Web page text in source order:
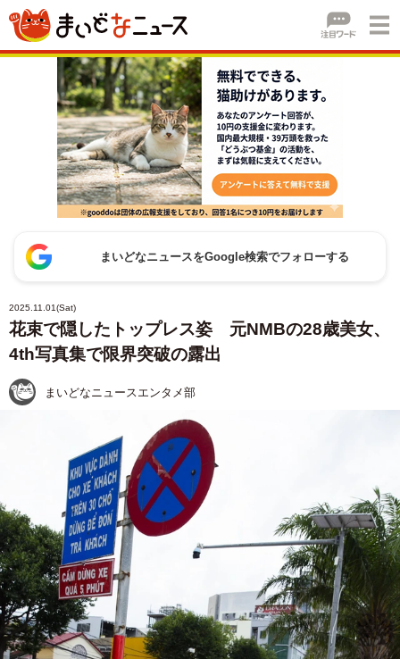
まいどなニュースをGoogle検索でフォローする
2025.11.01(Sat)
花束で隠したトップレス姿 元NMBの28歳美女、
4th写真集で限界突破の露出
まいどなニュースエンタメ部